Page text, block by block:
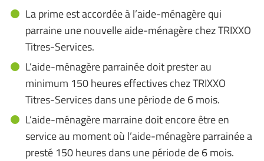
La prime est accordée à l’aide-ménagère qui
parraine une nouvelle aide-ménagère chez TRIXXO
Titres-Services.
L’aide-ménagère parrainée doit prester au
minimum 150 heures effectives chez TRIXXO
Titres-Services dans une période de 6 mois.
L’aide-ménagère marraine doit encore être en
service au moment où l’aide-ménagère parrainée a
presté 150 heures dans une période de 6 mois.